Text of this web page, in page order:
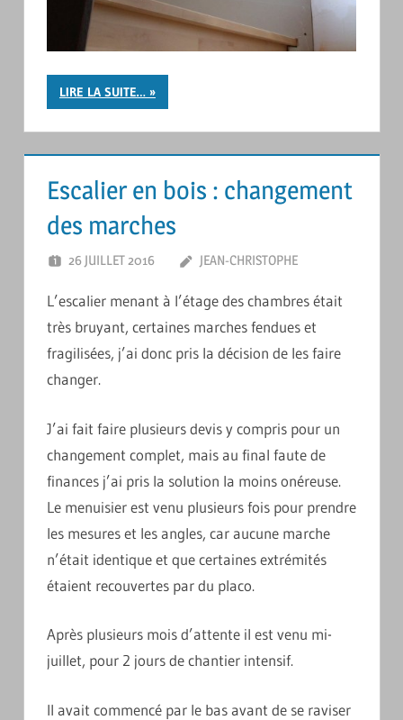
LIRE LA SUITE…
Escalier en bois : changement
des marches
26 JUILLET 2016 JEAN-CHRISTOPHE
L’escalier menant à l’étage des chambres était
très bruyant, certaines marches fendues et
fragilisées, j’ai donc pris la décision de les faire
changer.
J’ai fait faire plusieurs devis y compris pour un
changement complet, mais au final faute de
finances j’ai pris la solution la moins onéreuse.
Le menuisier est venu plusieurs fois pour prendre
les mesures et les angles, car aucune marche
n’était identique et que certaines extrémités
étaient recouvertes par du placo.
Après plusieurs mois d’attente il est venu mi-
juillet, pour 2 jours de chantier intensif.
Il avait commencé par le bas avant de se raviser